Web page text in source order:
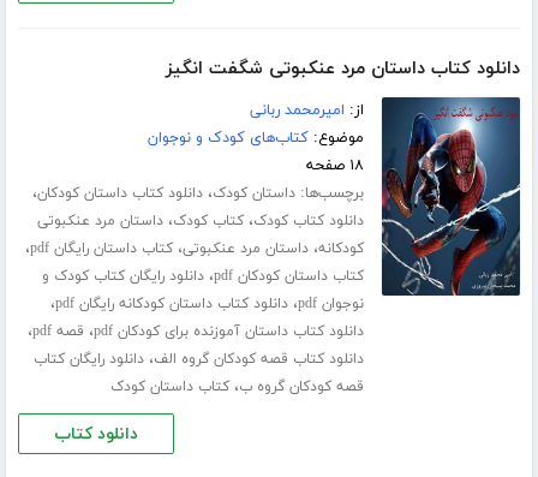
دانلود کتاب داستان مرد عنکبوتی شگفت انگیز
از: امیرمحمد ربانی
موضوع:کتاب‌های کودک و نوجوان
۱۸ صفحه
برچسب‌ها:داستان کودک،دانلود کتاب داستان کودکان،
دانلود کتاب کودک،کتاب کودک،داستان مرد عنکبوتی
کودکانه،داستان مرد عنکبوتی،کتاب داستان رایگان pdf ،
کتاب داستان کودکان pdf ،دانلود رایگان کتاب کودک و
نوجوان pdf
،دانلود کتاب داستان کودکانه رایگان pdf ،
دانلود کتاب داستان آموزنده برای کودکان pdf ، قصه pdf ،
دانلود کتاب قصه کودکان گروه الف،دانلود رایگان کتاب
قصه کودکان گروه ب،کتاب داستان کودک
دانلود کتاب